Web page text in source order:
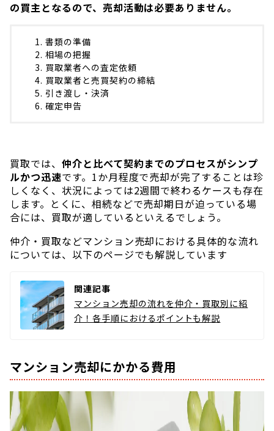
の買主となるので、売却活動は必要ありません。
書類の準備
相場の把握
買取業者への査定依頼
買取業者と売買契約の締結
引き渡し・決済
確定申告
買取では、 仲介と比べて契約までのプロセスがシンプ
ルかつ迅速です。1か月程度で売却が完了することは珍
しくなく、状況によっては2週間で終わるケースも存在
します。とくに、相続などで売却期日が迫っている場
合には、買取が適しているといえるでしょう。
仲介・買取などマンション売却における具体的な流れ
については、以下のページでも解説しています
関連記事
マンション売却の流れを仲介・買取別に紹
介！各手順におけるポイントも解説
マンション売却にかかる費用